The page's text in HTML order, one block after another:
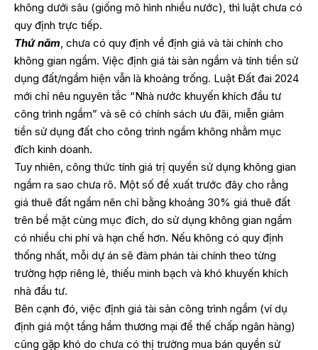
không dưới sâu (giống mô hình nhiều nước), thì luật chưa có
quy định trực tiếp.
Thứ năm, chưa có quy định về định giá và tài chính cho
không gian ngầm. Việc định giá tài sản ngầm và tính tiền sử
dụng đất/ngầm hiện vẫn là khoảng trống. Luật Đất đai 2024
mới chỉ nêu nguyên tắc “Nhà nước khuyến khích đầu tư
công trình ngầm” và sẽ có chính sách ưu đãi, miễn giảm
tiền sử dụng đất cho công trình ngầm không nhằm mục
đích kinh doanh.
Tuy nhiên, công thức tính giá trị quyền sử dụng không gian
ngầm ra sao chưa rõ. Một số đề xuất trước đây cho rằng
giá thuê đất ngầm nên chỉ bằng khoảng 30% giá thuê đất
trên bề mặt cùng mục đích, do sử dụng không gian ngầm
có nhiều chi phí và hạn chế hơn. Nếu không có quy định
thống nhất, mỗi dự án sẽ đàm phán tài chính theo từng
trường hợp riêng lẻ, thiếu minh bạch và khó khuyến khích
nhà đầu tư.
Bên cạnh đó, việc định giá tài sản công trình ngầm (ví dụ
định giá một tầng hầm thương mại để thế chấp ngân hàng)
cũng gặp khó do chưa có thị trường mua bán quyền sử